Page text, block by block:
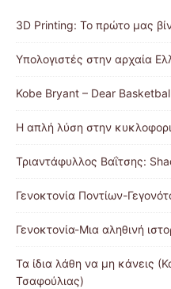
3D Printing: Το πρώτο μας
Υπολογιστές στην αρχαία
Kobe Bryant – Dear
Η απλή λύση στην
Τριαντάφυλλος Βαΐτσης:
Γενοκτονία Ποντίων-
Γενοκτονία-Μια αληθινή
Τα ίδια λάθη να μη κάνεις
Τσαφούλιας)